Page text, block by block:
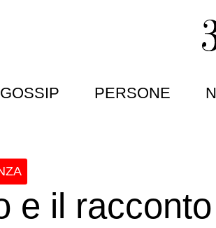
GOSSIP PERSONE
e il